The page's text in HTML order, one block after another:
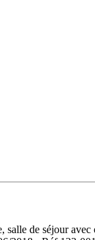
de séjour avec